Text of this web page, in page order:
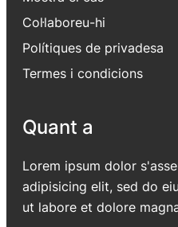
Col·laboreu-hi
Polítiques de privadesa
Termes i condicions
Quant a
Lorem ipsum dolor
adipisicing elit, sed do
ut labore et dolore